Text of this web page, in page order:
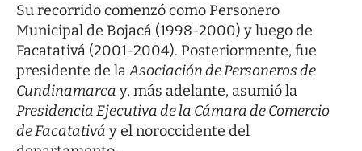
Su recorrido comenzó como Personero
Municipal de Bojacá (1998-2000) y luego de
Facatativá (2001-2004). Posteriormente, fue
presidente de laAsociación de Personeros de
Cundinamarca y, más adelante, asumió la
Presidencia Ejecutiva de la Cámara de Comercio
de Facatativá y el noroccidente del